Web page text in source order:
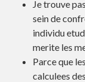
Je trouve
sein de
individu
merite les
Parce que
calculees